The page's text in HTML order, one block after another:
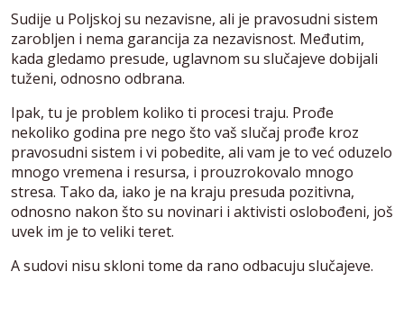
Sudije u Poljskoj su nezavisne, ali je pravosudni sistem
zarobljen i nema garancija za nezavisnost. Međutim,
kada gledamo presude, uglavnom su slučajeve dobijali
tuženi, odnosno odbrana.
Ipak, tu je problem koliko ti procesi traju. Prođe
nekoliko godina pre nego što vaš slučaj prođe kroz
pravosudni sistem i vi pobedite, ali vam je to već oduzelo
mnogo vremena i resursa, i prouzrokovalo mnogo
stresa. Tako da, iako je na kraju presuda pozitivna,
odnosno nakon što su novinari i aktivisti oslobođeni, još
uvek im je to veliki teret.
A sudovi nisu skloni tome da rano odbacuju slučajeve.